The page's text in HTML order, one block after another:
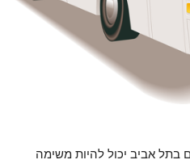
בתל אביב יכול להיות משימה